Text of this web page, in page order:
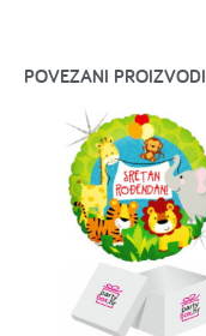
POVEZANI PROIZVODI